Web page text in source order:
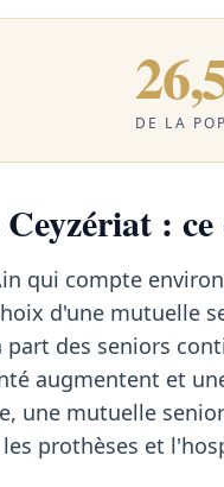
DE LA
:
qui compte
d'une mutuelle
des seniors
augmentent et
une mutuelle
prothèses et